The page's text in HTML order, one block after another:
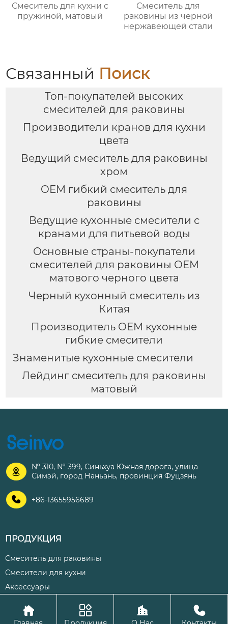
Смеситель для кухни с
пружиной, матовый
Смеситель для
раковины из черной
нержавеющей стали
Связанный Поиск
Топ-покупателей высоких
смесителей для раковины
Производители кранов для кухни
цвета
Ведущий смеситель для раковины
хром
OEM гибкий смеситель для
раковины
Ведущие кухонные смесители с
кранами для питьевой воды
Основные страны-покупатели
смесителей для раковины OEM
матового черного цвета
Черный кухонный смеситель из
Китая
Производитель OEM кухонные
гибкие смесители
Знаменитые кухонные смесители
Лейдинг смеситель для раковины
матовый

№ 310, № 399, Синьхуа Южная дорога, улица
Симэй, город Наньань, провинция Фуцзянь
 +86-13655956689
ПРОДУКЦИЯ
Смеситель для раковины
Смесители для кухни
Аксессуары
Авторское право©ООО Цюаньчжоу Шэнхуа Кухня и ванная
   